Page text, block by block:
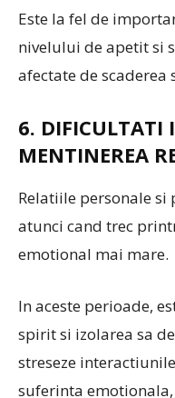
Este la fel de
nivelului de apetit si
afectate de
6. DIFICULTATI
MENTINEREA
Relatiile personale
atunci cand trec
emotional mai mare.
In aceste perioade,
spirit si izolarea sa
streseze
suferinta